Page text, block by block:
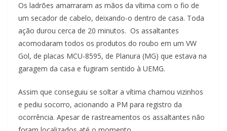
Os ladrões amarraram as mãos da vítima com o fio de
um secador de cabelo, deixando-o dentro de casa. Toda
ação durou cerca de 20 minutos. Os assaltantes
acomodaram todos os produtos do roubo em um VW
Gol, de placas MCU-8595, de Planura (MG) que estava na
garagem da casa e fugiram sentido à UEMG.
Assim que conseguiu se soltar a vítima chamou vizinhos
e pediu socorro, acionando a PM para registro da
ocorrência. Apesar de rastreamentos os assaltantes não